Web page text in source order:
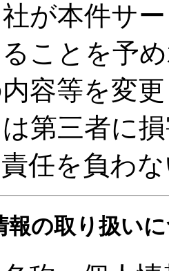
が本件サ
ことを予
容等を変
は第三者に
任を負わ
報の取り扱い